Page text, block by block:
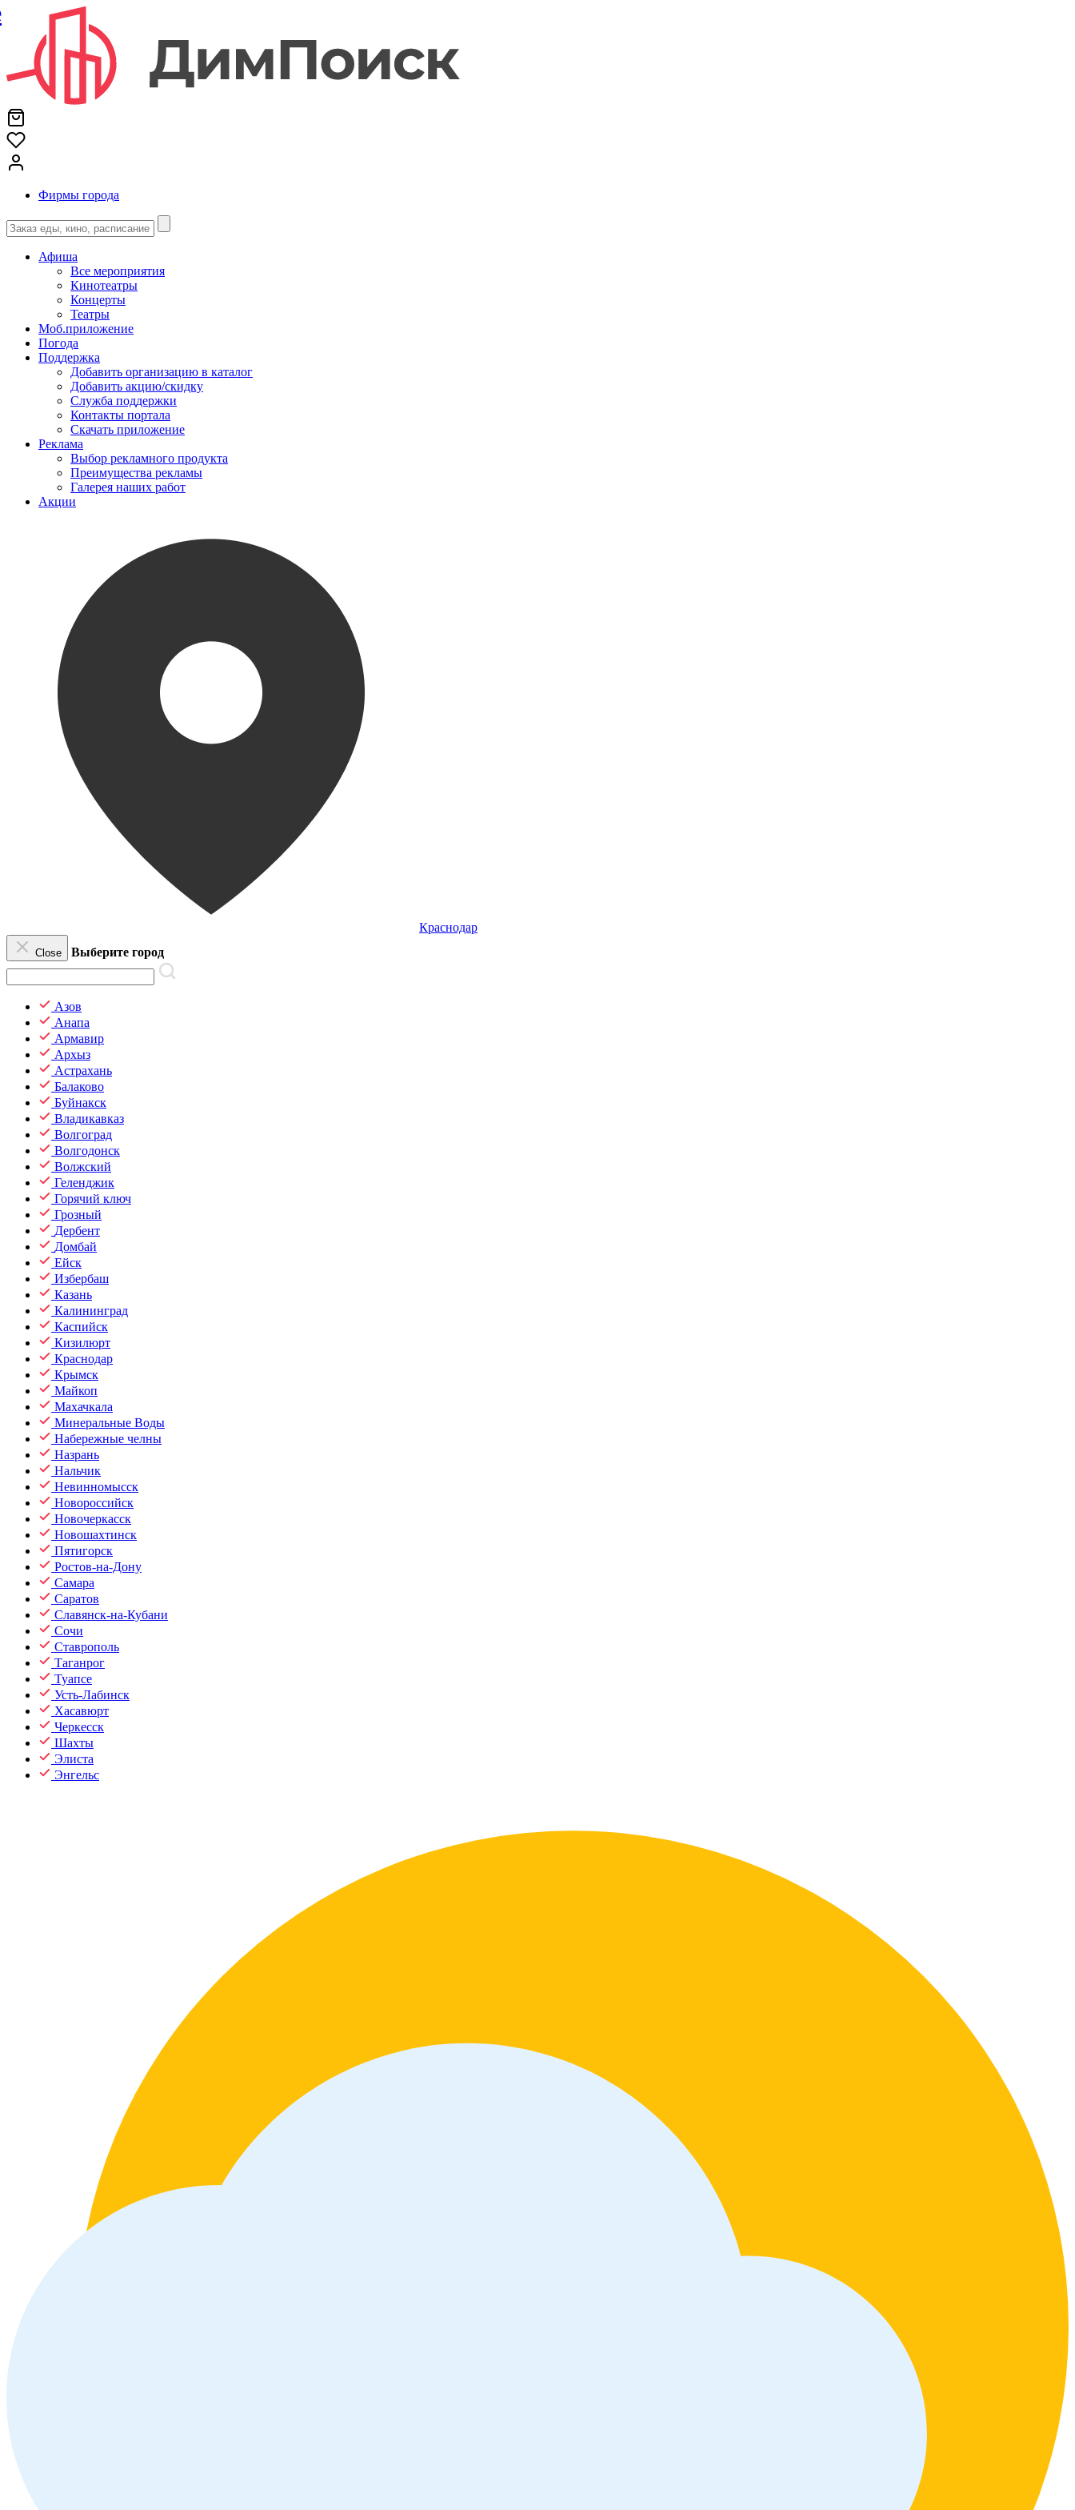
Фирмы города
Афиша
Все мероприятия
Кинотеатры
Концерты
Театры
Моб.приложение
Погода
Поддержка
Добавить организацию в каталог
Добавить акцию/скидку
Служба поддержки
Контакты портала
Скачать приложение
Реклама
Выбор рекламного продукта
Преимущества рекламы
Галерея наших работ
Акции
Краснодар
Close Выберите город
Азов
Анапа
Армавир
Архыз
Астрахань
Балаково
Буйнакск
Владикавказ
Волгоград
Волгодонск
Волжский
Геленджик
Горячий ключ
Грозный
Дербент
Домбай
Ейск
Избербаш
Казань
Калининград
Каспийск
Кизилюрт
Краснодар
Крымск
Майкоп
Махачкала
Минеральные Воды
Набережные челны
Назрань
Нальчик
Невинномысск
Новороссийск
Новочеркасск
Новошахтинск
Пятигорск
Ростов-на-Дону
Самара
Саратов
Славянск-на-Кубани
Сочи
Ставрополь
Таганрог
Туапсе
Усть-Лабинск
Хасавюрт
Черкесск
Шахты
Элиста
Энгельс